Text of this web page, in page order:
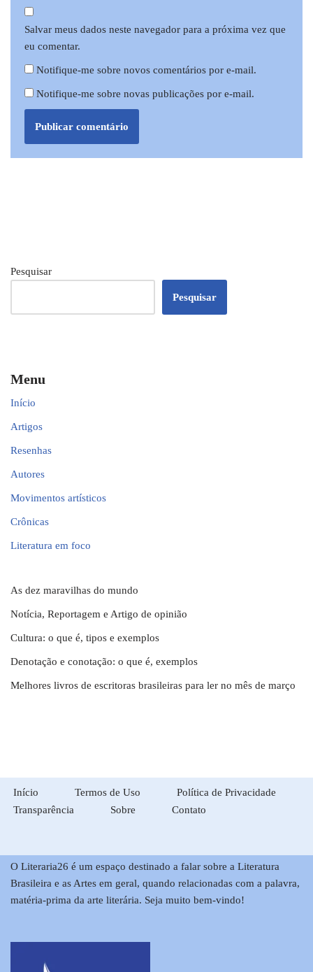
Salvar meus dados neste navegador para a próxima vez que
eu comentar.
Notifique-me sobre novos comentários por e-mail.
Notifique-me sobre novas publicações por e-mail.
Pesquisar
Pesquisar
Menu
Início
Artigos
Resenhas
Autores
Movimentos artísticos
Crônicas
Literatura em foco
As dez maravilhas do mundo
Notícia, Reportagem e Artigo de opinião
Cultura: o que é, tipos e exemplos
Denotação e conotação: o que é, exemplos
Melhores livros de escritoras brasileiras para ler no mês de março
Início Termos de Uso
Política de Privacidade
Transparência
Sobre Contato
O Literaria26 é um espaço destinado a falar sobre a Literatura
Brasileira e as Artes em geral, quando relacionadas com a palavra,
matéria-prima da arte literária. Seja muito bem-vindo!